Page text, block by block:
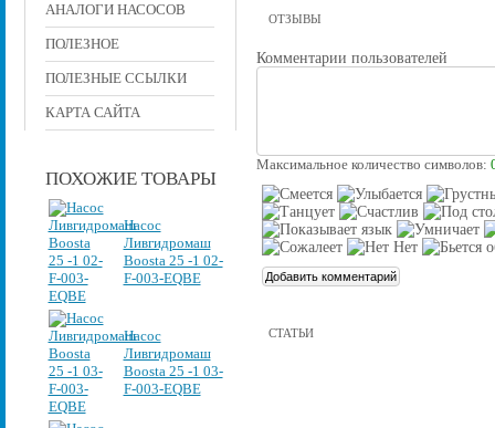
АНАЛОГИ НАСОСОВ
ПОЛЕЗНОЕ
ПОЛЕЗНЫЕ ССЫЛКИ
КАРТА САЙТА
ПОХОЖИЕ ТОВАРЫ
Насос
Ливгидромаш
Boosta 25 -1 02-
F-003-EQBE
Насос
Ливгидромаш
Boosta 25 -1 03-
F-003-EQBE
ОТЗЫВЫ
Комментарии пользователей
Максимальное количество символов:
СТАТЬИ